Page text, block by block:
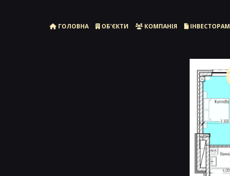
ГОЛОВНА ОБ'ЄКТИ КОМПАНІЯ ІНВЕСТОРАМ